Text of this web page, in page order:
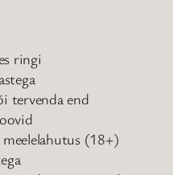
ringi
tervenda end
(18+)